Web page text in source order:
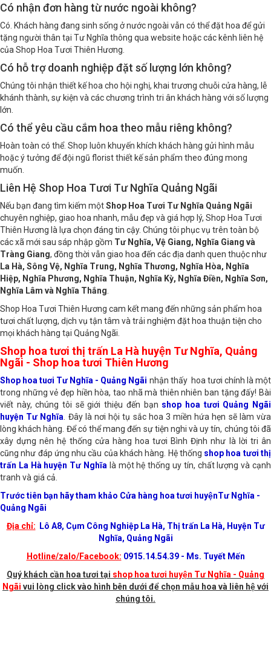
Có nhận đơn hàng từ nước ngoài không?
Có. Khách hàng đang sinh sống ở nước ngoài vẫn có thể đặt hoa để gửi
tặng người thân tại Tư Nghĩa thông qua website hoặc các kênh liên hệ
của Shop Hoa Tươi Thiên Hương.
Có hỗ trợ doanh nghiệp đặt số lượng lớn không?
Chúng tôi nhận thiết kế hoa cho hội nghị, khai trương chuỗi cửa hàng, lễ
khánh thành, sự kiện và các chương trình tri ân khách hàng với số lượng
lớn.
Có thể yêu cầu cắm hoa theo mẫu riêng không?
Hoàn toàn có thể. Shop luôn khuyến khích khách hàng gửi hình mẫu
hoặc ý tưởng để đội ngũ florist thiết kế sản phẩm theo đúng mong
muốn.
Liên Hệ Shop Hoa Tươi Tư Nghĩa Quảng Ngãi
Nếu bạn đang tìm kiếm mộtShop Hoa Tươi Tư Nghĩa Quảng Ngãi
chuyên nghiệp, giao hoa nhanh, mẫu đẹp và giá hợp lý, Shop Hoa Tươi
Thiên Hương là lựa chọn đáng tin cậy. Chúng tôi phục vụ trên toàn bộ
các xã mới sau sáp nhập gồm Tư Nghĩa, Vệ Giang, Nghĩa Giang và
Tràng Giang, đồng thời vẫn giao hoa đến các địa danh quen thuộc như
La Hà, Sông Vệ, Nghĩa Trung, Nghĩa Thương, Nghĩa Hòa, Nghĩa
Hiệp, Nghĩa Phương, Nghĩa Thuận, Nghĩa Kỳ, Nghĩa Điền, Nghĩa Sơn,
Nghĩa Lâm và Nghĩa Thắng
Shop Hoa Tươi Thiên Hương cam kết mang đến những sản phẩm hoa
tươi chất lượng, dịch vụ tận tâm và trải nghiệm đặt hoa thuận tiện cho
mọi khách hàng tại Quảng Ngãi.
Shop hoa tươi thị trấn La Hà huyện Tư Nghĩa, Quảng
Ngãi - Shop hoa tươi Thiên Hương
Shop hoa tuơi Tư Nghĩa - Quảng Ngãi nhận thấy hoa tươi chính là một
trong những vẻ đẹp hiền hòa, tao nhã mà thiên nhiên ban tặng đấy! Bài
viết này, chúng tôi sẽ giới thiệu đến bạn shop hoa tươi Quảng Ngãi
huyện Tư Nghĩa . Đây là nơi hội tụ sắc hoa 3 miền hứa hẹn sẽ làm vừa
lòng khách hàng. Để có thể mang đến sự tiện nghi và uy tín, chúng tôi đã
xây dựng nên hệ thống cửa hàng hoa tươi Bình Định như là lời tri ân
cũng như đáp ứng nhu cầu của khách hàng. Hệ thống shop hoa tươi thị
trấn La Hà huyện Tư Nghĩa là một hệ thống uy tín, chất lượng và cạnh
tranh và giá cả.
Trước tiên bạn hãy tham khảo Cửa hàng hoa tươi huyệnTư Nghĩa -
Quảng Ngãi
Địa chỉ:
Lô A8, Cụm Công Nghiệp La Hà, Thị trấn La Hà, Huyện Tư
Nghĩa, Quảng Ngãi
Hotline/zalo/Facebook: 0915.14.54.39 - Ms. Tuyết Mến
Quý khách cần hoa tươi tại shop hoa tươi huyện Tư Nghĩa - Quảng
Ngãi vui lòng click vào hình bên dưới để chọn mẫu hoa và liên hệ với
chúng tôi.